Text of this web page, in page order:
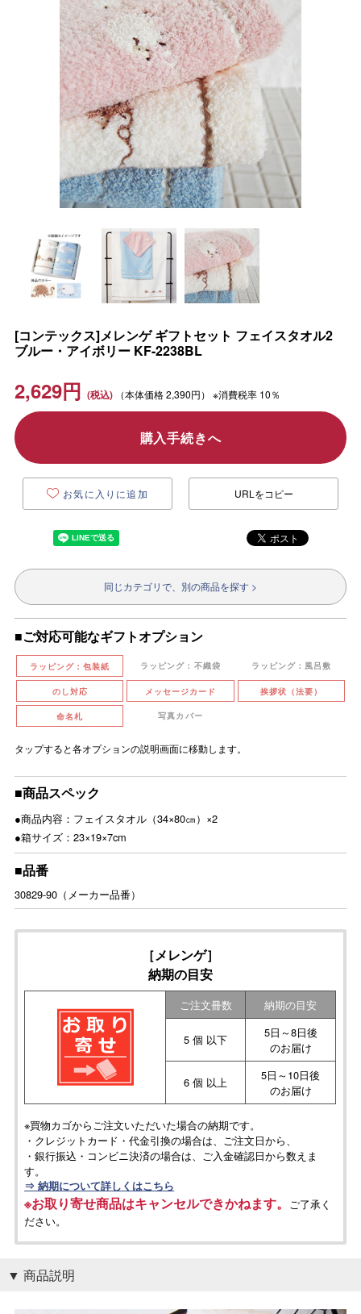
[コンテックス]メレンゲ ギフトセット フェイスタオル2
ブルー・アイボリー KF-2238BL
2,629円 （本体価格2,390円） ※消費税率 10％
購入手続きへ
お気に入りに追加 URLをコピー
同じカテゴリで、別の商品を探す >
■ご対応可能なギフトオプション
ラッピング：包装紙 ラッピング：不織袋 ラッピング：風呂敷
のし対応 メッセージカード 挨拶状（法要）
命名札 写真カバー
タップすると各オプションの説明画面に移動します。
■商品スペック
●商品内容：フェイスタオル（34×80㎝）×2
●箱サイズ：23×19×7cm
■品番
30829-90（メーカー品番）
［メレンゲ］
納期の目安
ご注文冊数 納期の目安
5 個 以下
5日～8日後
のお届け
6 個 以上
5日～10日後
のお届け
※買物カゴからご注文いただいた場合の納期です。
・クレジットカード・代金引換の場合は、ご注文日から、
・銀行振込・コンビニ決済の場合は、ご入金確認日から数えま
す。
⇒ 納期について詳しくはこちら
※お取り寄せ商品はキャンセルできかねます。
ご了承く
ださい。
商品説明